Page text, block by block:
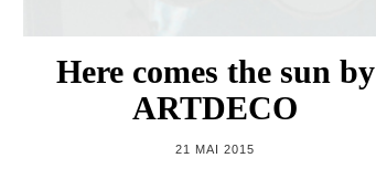
Here comes the sun by
ARTDECO
21 MAI 2015